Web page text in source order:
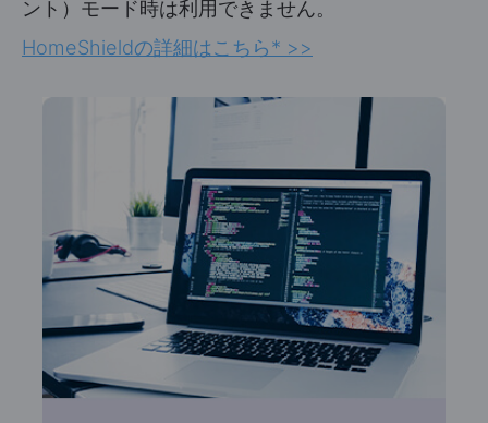
ント）モード時は利用できません。
HomeShieldの詳細はこちら* >>